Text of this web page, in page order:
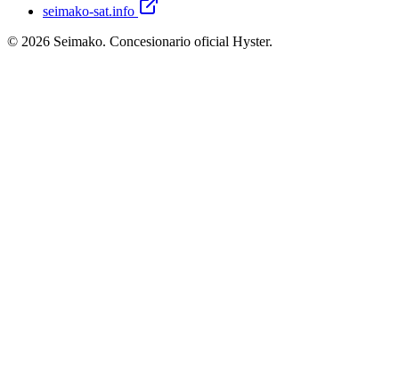
seimako-sat.info
© 2026 Seimako. Concesionario oficial Hyster.